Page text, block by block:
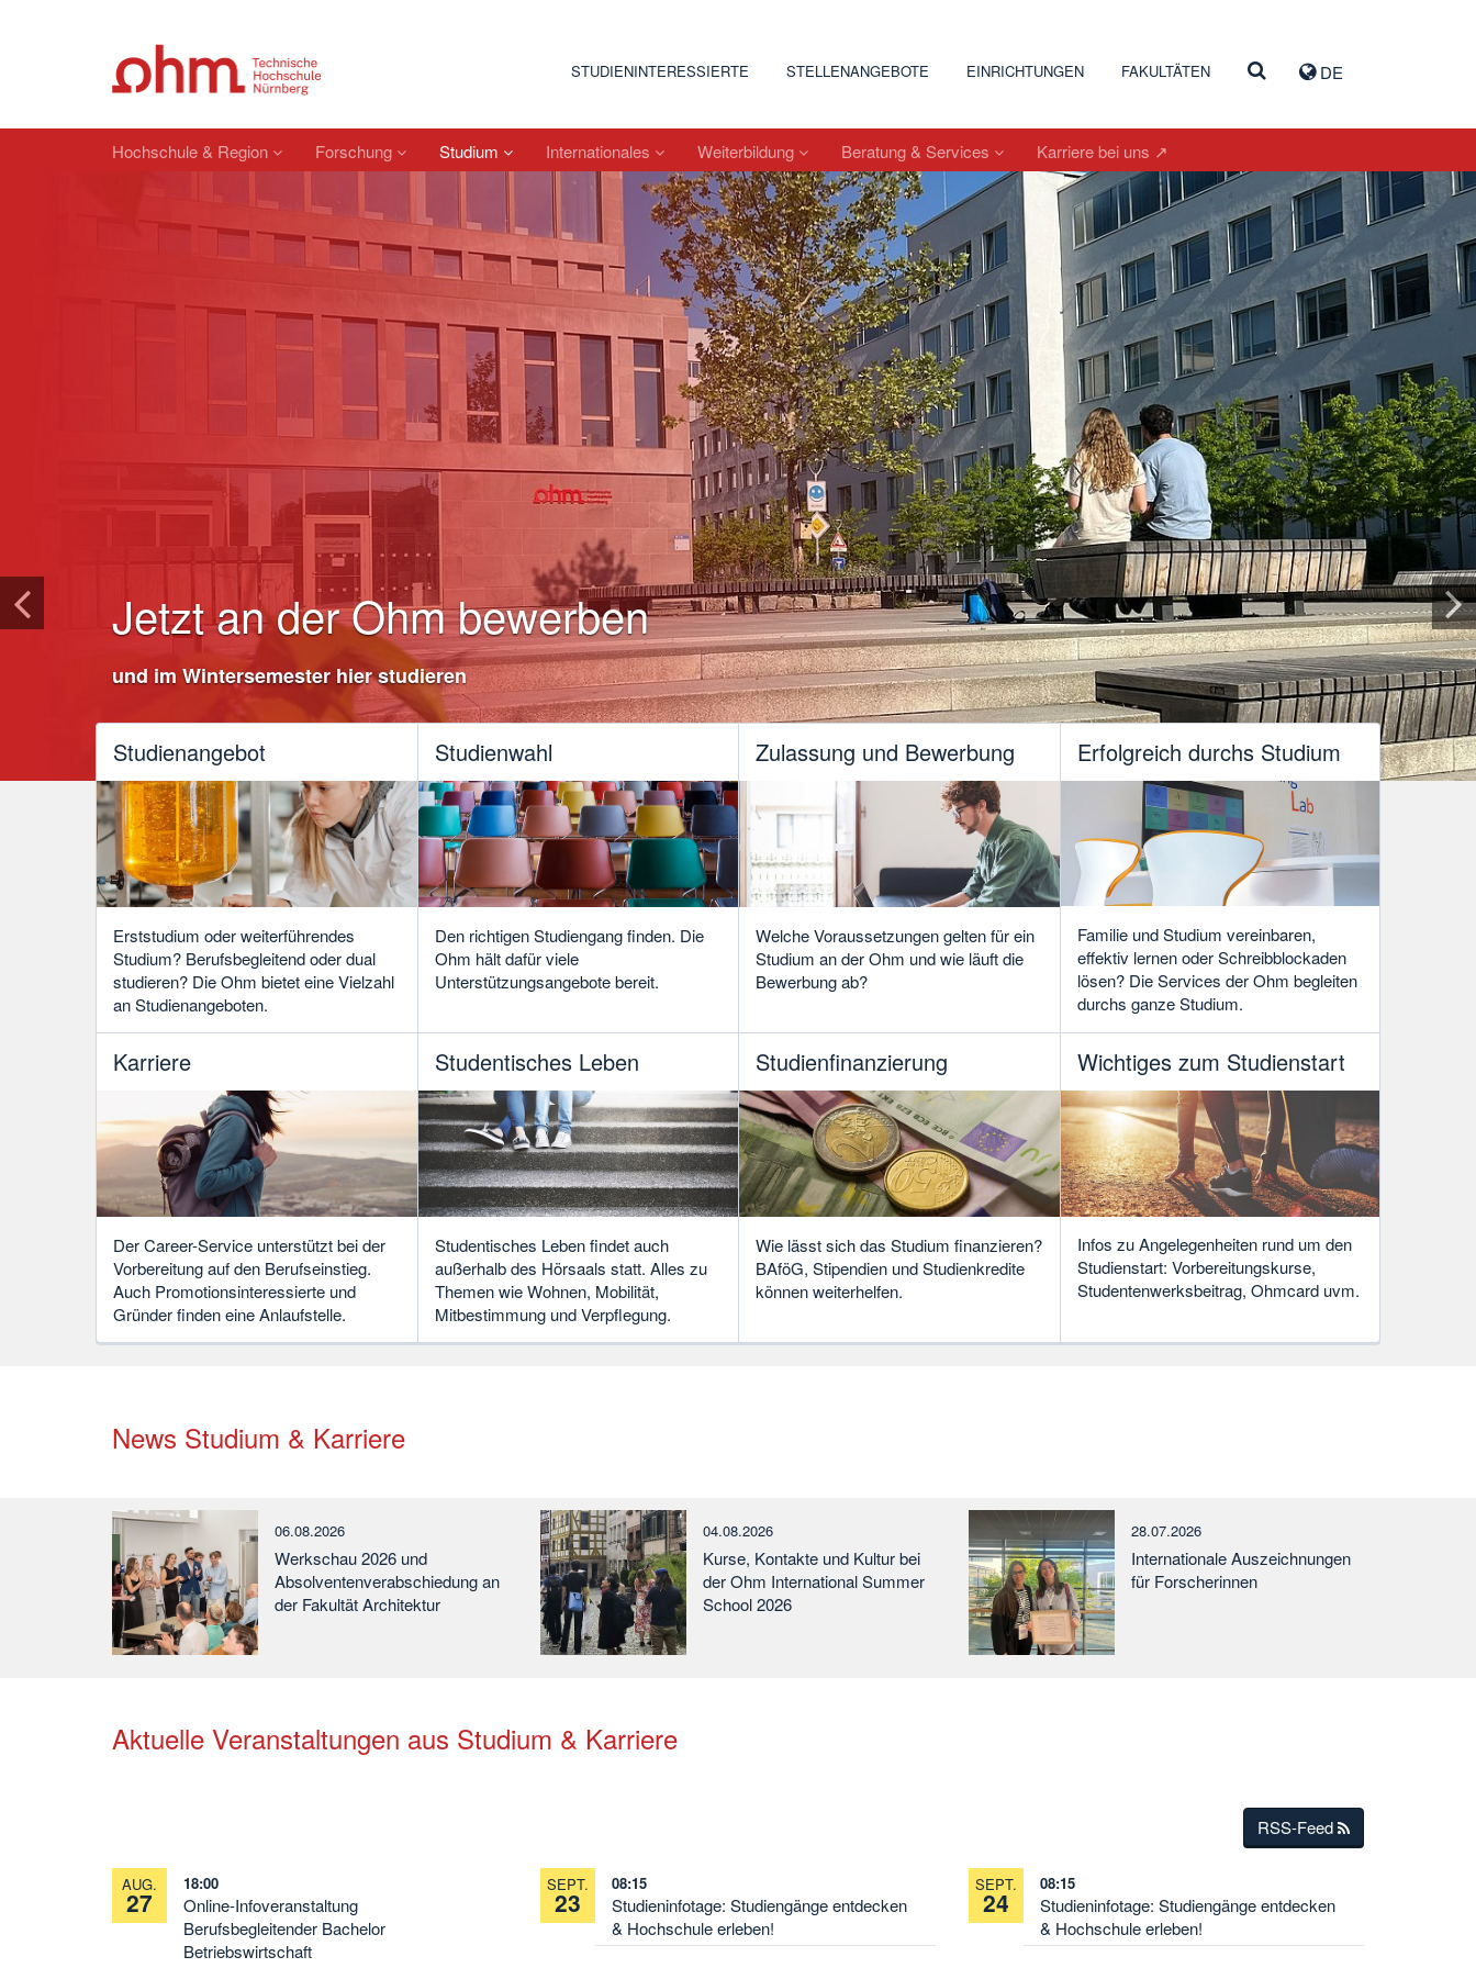
DE
STUDIENINTERESSIERTE STELLENANGEBOTE EINRICHTUNGEN FAKULTÄTEN
Hochschule & Region Forschung Studium Internationales Weiterbildung Beratung & Services Karriere bei uns ↗
Jetzt an der Ohm bewerben
und im Wintersemester hier studieren
Studienangebot
Erststudium oder weiterführendes
Studium? Berufsbegleitend oder dual
studieren? Die Ohm bietet eine Vielzahl
an Studienangeboten.
Studienwahl
Den richtigen Studiengang finden. Die
Ohm hält dafür viele
Unterstützungsangebote bereit.
Zulassung und Bewerbung
Welche Voraussetzungen gelten für ein
Studium an der Ohm und wie läuft die
Bewerbung ab?
Erfolgreich durchs Studium
Familie und Studium vereinbaren,
effektiv lernen oder Schreibblockaden
lösen? Die Services der Ohm begleiten
durchs ganze Studium.
Karriere
Der Career-Service unterstützt bei der
Vorbereitung auf den Berufseinstieg.
Auch Promotionsinteressierte und
Gründer finden eine Anlaufstelle.
Studentisches Leben
Studentisches Leben findet auch
außerhalb des Hörsaals statt. Alles zu
Themen wie Wohnen, Mobilität,
Mitbestimmung und Verpflegung.
Studienfinanzierung
Wie lässt sich das Studium finanzieren?
BAföG, Stipendien und Studienkredite
können weiterhelfen.
Wichtiges zum Studienstart
Infos zu Angelegenheiten rund um den
Studienstart: Vorbereitungskurse,
Studentenwerksbeitrag, Ohmcard uvm.
News Studium & Karriere
06.08.2026
Werkschau 2026 und
Absolventenverabschiedung an
der Fakultät Architektur
04.08.2026
Kurse, Kontakte und Kultur bei
der Ohm International Summer
School 2026
28.07.2026
Internationale Auszeichnungen
für Forscherinnen
Aktuelle Veranstaltungen aus Studium & Karriere
RSS-Feed
AUG.
27
18:00
Online-Infoveranstaltung
Berufsbegleitender Bachelor
Betriebswirtschaft
SEPT.
23
08:15
Studieninfotage: Studiengänge entdecken
& Hochschule erleben!
SEPT.
24
08:15
Studieninfotage: Studiengänge entdecken
& Hochschule erleben!